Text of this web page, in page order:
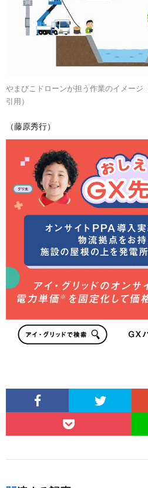
やまびこドローンが担う作業のイメージ
引用）
（藤原秀行）